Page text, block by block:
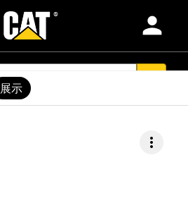
person
more_vert
展示